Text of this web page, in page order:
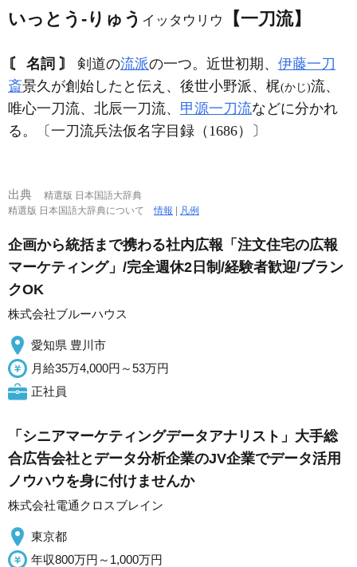
いっとう‐りゅう イッタウリウ 【一刀流】
〘 名詞 〙 剣道の流派の一つ。近世初期、 伊藤一刀
斎景久が創始したと伝え、後世小野派、梶(かじ)流、
唯心一刀流、北辰一刀流、 甲源一刀流などに分かれ
る。〔一刀流兵法仮名字目録（1686）〕
出典
精選版 日本国語大辞典
精選版 日本国語大辞典について情報 | 凡例
企画から統括まで携わる社内広報「注文住宅の広報
マーケティング」/完全週休2日制/経験者歓迎/ブラン
クOK
株式会社ブルーハウス
愛知県 豊川市
月給35万4,000円～53万円
正社員
「シニアマーケティングデータアナリスト」大手総
合広告会社とデータ分析企業のJV企業でデータ活用
ノウハウを身に付けませんか
株式会社電通クロスブレイン
東京都
年収800万円～1,000万円